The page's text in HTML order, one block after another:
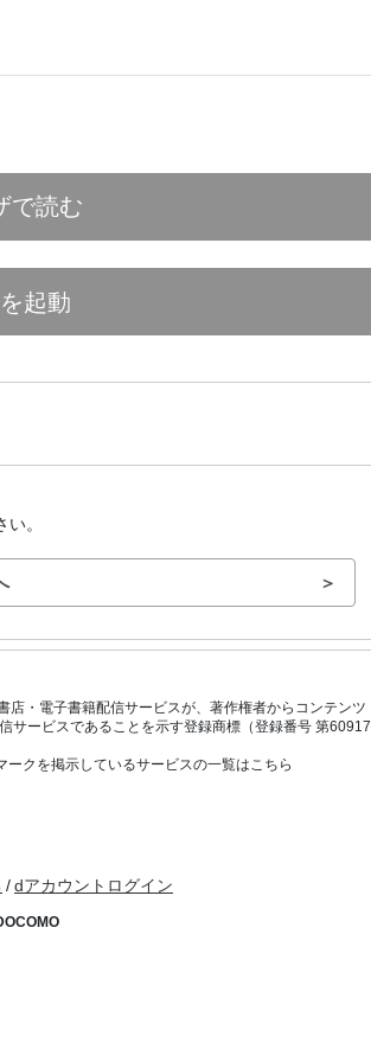
で読む
起動
。
＞
店・電子書籍配信サービスが、著作権者からコンテンツ
サービスであることを示す登録商標（登録番号 第60917
ークを掲示しているサービスの一覧はこちら
/dアカウントログイン